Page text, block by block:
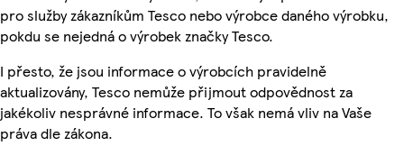
pro služby zákazníkům Tesco nebo výrobce daného výrobku,
pokdu se nejedná o výrobek značky Tesco.
I přesto, že jsou informace o výrobcích pravidelně
aktualizovány, Tesco nemůže přijmout odpovědnost za
jakékoliv nesprávné informace. To však nemá vliv na Vaše
práva dle zákona.